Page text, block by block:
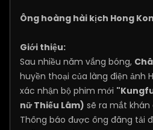
Ông hoàng hài kịch Hong
Giới thiệu:
Sau nhiều năm vắng bóng,
huyền thoại của làng điện ảnh
xác nhận bộ phim mới
nữ Thiếu Lâm) sẽ ra mắt
Thông báo được ông đăng tải